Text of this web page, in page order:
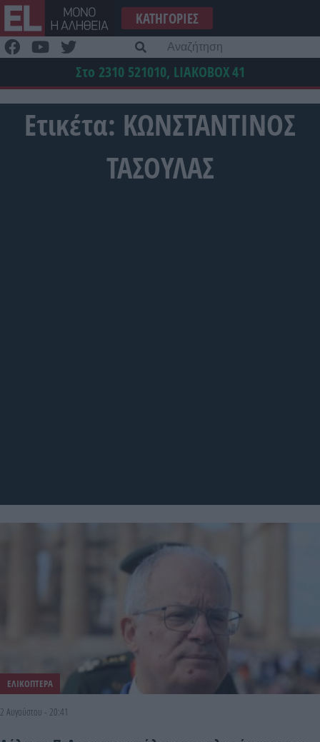
Μετάβαση
στο
περιεχόμενο
ΚΑΤΗΓΟΡΊΕΣ
Στο 2310 521010, LIAKOBOX41
Ετικέτα: ΚΩΝΣΤΑΝΤΙΝΟΣ
ΤΑΣΟΥΛΑΣ
ΕΛΙΚΟΠΤΕΡΑ
2 Αυγούστου - 20:41